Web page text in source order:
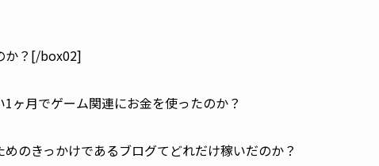
か？[/box02]
ヶ月でゲーム関連にお金を使ったのか？
のきっかけであるブログてどれだけ稼いだのか？